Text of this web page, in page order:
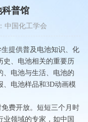
普馆
国化工学会
提供普及电池知识、化
史、电池相关的重要历
、电池与生活、电池的
、电池样品和3D动画模
费开放。短短三个月时
领域的专家，如中国